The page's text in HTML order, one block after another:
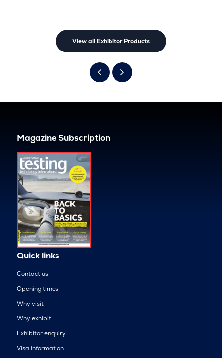
View all Exhibitor Products
Magazine Subscription
Quick links
Contact us
Opening times
Why visit
Why exhibit
Exhibitor enquiry
Visa information